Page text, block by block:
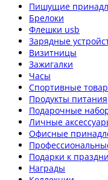
Пишущие
Брелоки
Флешки usb
Зарядные
Визитницы
Зажигалки
Часы
Спортивные
Продукты питания
Подарочные
Личные
Офисные
Подарки к
Награды